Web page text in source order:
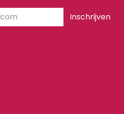
Inschrijven